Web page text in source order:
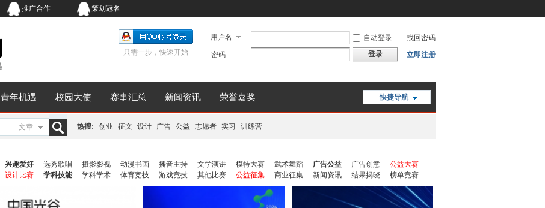
推广合作 策划冠名
用户名 自动登录
找回密码
密码
登录 立即注册
只需一步，快速开始
快捷导航
青年机遇 校园大使 赛事汇总 新闻资讯 荣誉嘉奖
文章 热搜: 创业 征文 设计 广告 公益 志愿者 实习 训练营
兴趣爱好 选秀歌唱 摄影影视 动漫书画 播音主持 文学演讲 模特大赛 武术舞蹈 广告公益 广告创意
公益大赛
设计比赛 学科技能 学科学术 体育竞技 游戏竞技 其他比赛 公益征集 商业征集 新闻资讯 结果揭晓 榜单竞赛